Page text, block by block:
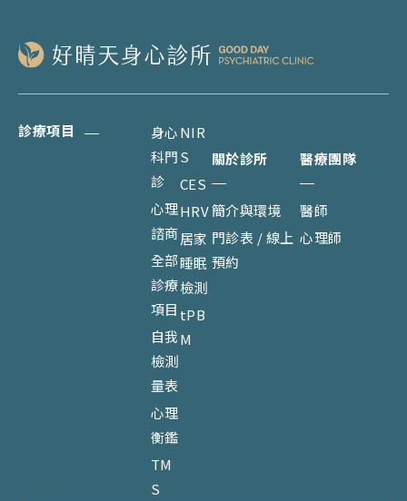
診療項目
身心
科門
診
心理
諮商
全部
診療
項目
自我
檢測
量表
心理
衡鑑
TM
S
NIR
S
CES
HRV
居家
睡眠
檢測
tPB
M
關於診所
簡介與環境
門診表 / 線上
預約
醫療團隊
醫師
心理師